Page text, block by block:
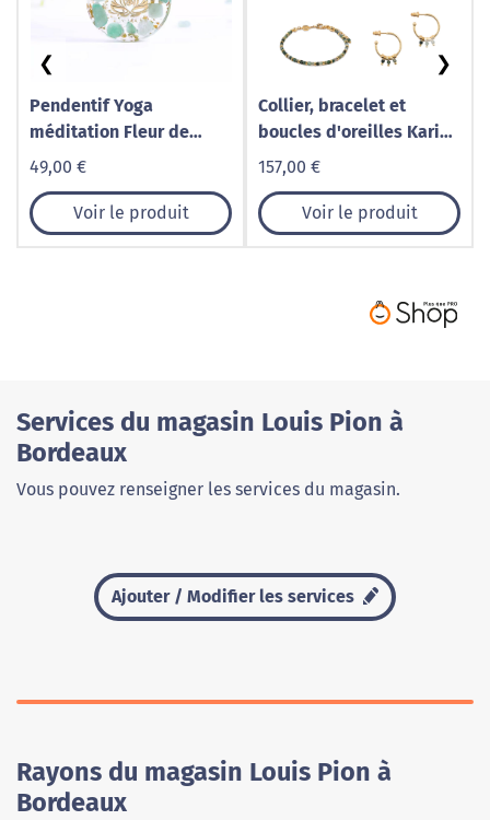
Pendentif Yoga
méditation Fleur de
lotus
49,00 €
Voir le produit
Collier, bracelet et
boucles d'oreilles Karia
en pierres Agate Mousse
157,00 €
Voir le produit
❮ ❯
Services du magasin Louis Pion à
Bordeaux
Vous pouvez renseigner les services du magasin.
Ajouter / Modifier les services
Rayons du magasin Louis Pion à
Bordeaux